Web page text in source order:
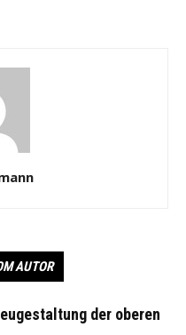
AUTOR
der oberen